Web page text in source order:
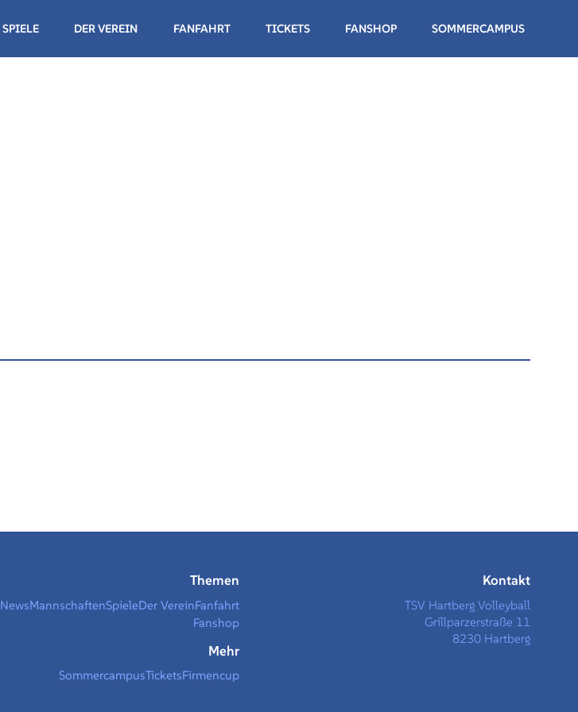
SPIELE DER VEREIN FANFAHRT TICKETS FANSHOP SOMMERCAMPUS
Themen
NewsMannschaftenSpieleDer VereinFanfahrt
Fanshop
Mehr
SommercampusTicketsFirmencup
Kontakt
TSV Hartberg Volleyball
Grillparzerstraße 11
8230 Hartberg